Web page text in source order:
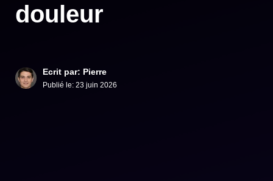
douleur
Ecrit par: Pierre
Publié le: 23 juin 2026